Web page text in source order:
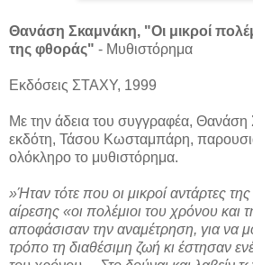
Θανάση Σκαμνάκη, "Οι μικροί
της φθοράς" - Μυθιστόρημα
Εκδόσεις ΣΤΑΧΥ, 1999
Με την άδεια του συγγραφέα, Θανάση
εκδότη, Τάσου Κωσταμπάρη,
ολόκληρο το μυθιστόρημα.
»Ήταν τότε που οι μικροί αντάρτες
αίρεσης «οι πολέμιοι του χρόνου και
αποφάσισαν την αναμέτρηση, για να
τρόπο τη διαθέσιμη ζωή κι έστησαν